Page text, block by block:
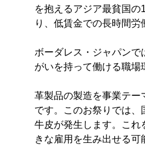
を抱えるアジア最貧国
り、低賃金での長時間労
ボーダレス・ジャパンで
がいを持って働ける職場
革製品の製造を事業テー
です。このお祭りでは
牛皮が発生します。これ
きな雇用を生み出せる可